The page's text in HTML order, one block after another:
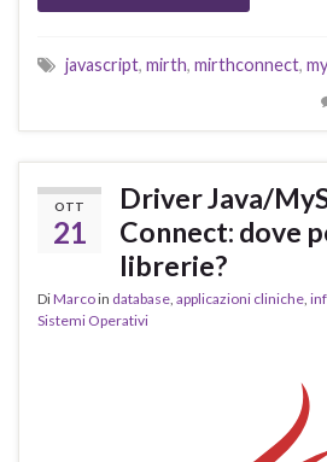
javascript, mirth, mirthconnect,
OTT
21
Driver Java/
Connect: dove
librerie?
DiMarcoin database, applicazioni cliniche,
Sistemi Operativi